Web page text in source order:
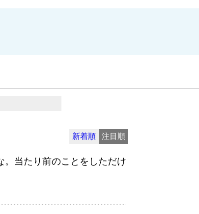
新着順 注目順
。当たり前のことをしただけ